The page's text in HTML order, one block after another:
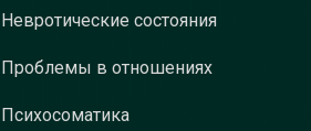
Невротические состояния
Проблемы в отношениях
Психосоматика